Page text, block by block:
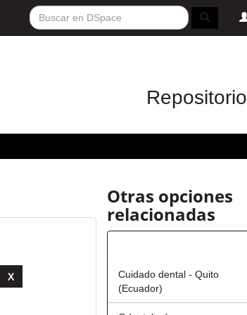
Repositorio
Otras opciones
relacionadas
Cuidado dental - Quito
(Ecuador)